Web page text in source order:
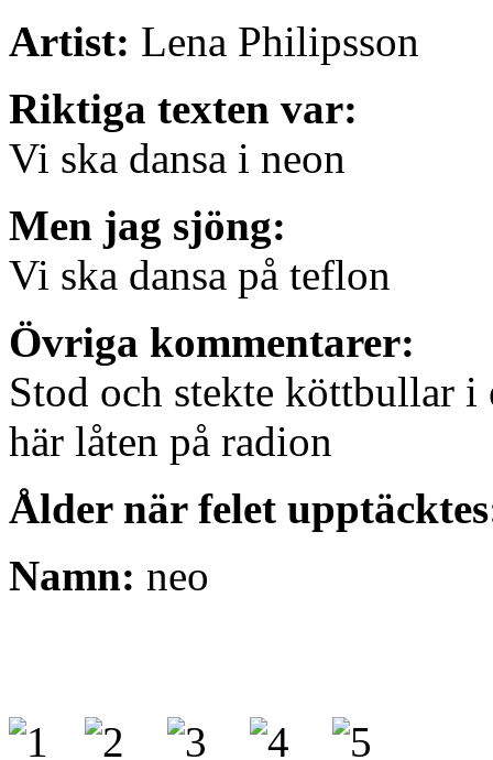
Artist: Lena Philipsson
Riktiga texten var:
Vi ska dansa i neon
Men jag sjöng:
Vi ska dansa på teflon
Övriga kommentarer:
Stod och stekte köttbullar i
här låten på radion
Ålder när felet
Namn: neo